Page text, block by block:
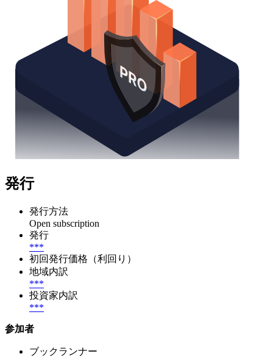
発行
発行方法
Open subscription
発行
***
初回発行価格（利回り）
地域内訳
***
投資家内訳
***
参加者
ブックランナー